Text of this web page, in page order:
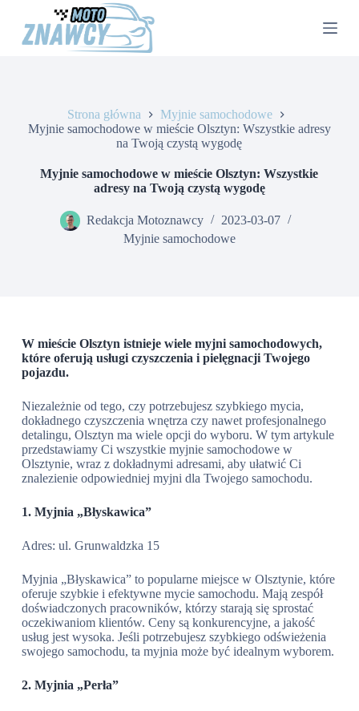
Strona główna
Myjnie samochodowe
Myjnie samochodowe w mieście Olsztyn: Wszystkie adresy
na Twoją czystą wygodę
Myjnie samochodowe w mieście Olsztyn: Wszystkie
adresy na Twoją czystą wygodę
Redakcja Motoznawcy
2023-03-07
Myjnie samochodowe
W mieście Olsztyn istnieje wiele myjni samochodowych,
które oferują usługi czyszczenia i pielęgnacji Twojego
pojazdu.
Niezależnie od tego, czy potrzebujesz szybkiego mycia,
dokładnego czyszczenia wnętrza czy nawet profesjonalnego
detalingu, Olsztyn ma wiele opcji do wyboru. W tym artykule
przedstawiamy Ci wszystkie myjnie samochodowe w
Olsztynie, wraz z dokładnymi adresami, aby ułatwić Ci
znalezienie odpowiedniej myjni dla Twojego samochodu.
1. Myjnia „Błyskawica”
Adres: ul. Grunwaldzka 15
Myjnia „Błyskawica” to popularne miejsce w Olsztynie, które
oferuje szybkie i efektywne mycie samochodu. Mają zespół
doświadczonych pracowników, którzy starają się sprostać
oczekiwaniom klientów. Ceny są konkurencyjne, a jakość
usług jest wysoka. Jeśli potrzebujesz szybkiego odświeżenia
swojego samochodu, ta myjnia może być idealnym wyborem.
2. Myjnia „Perła”